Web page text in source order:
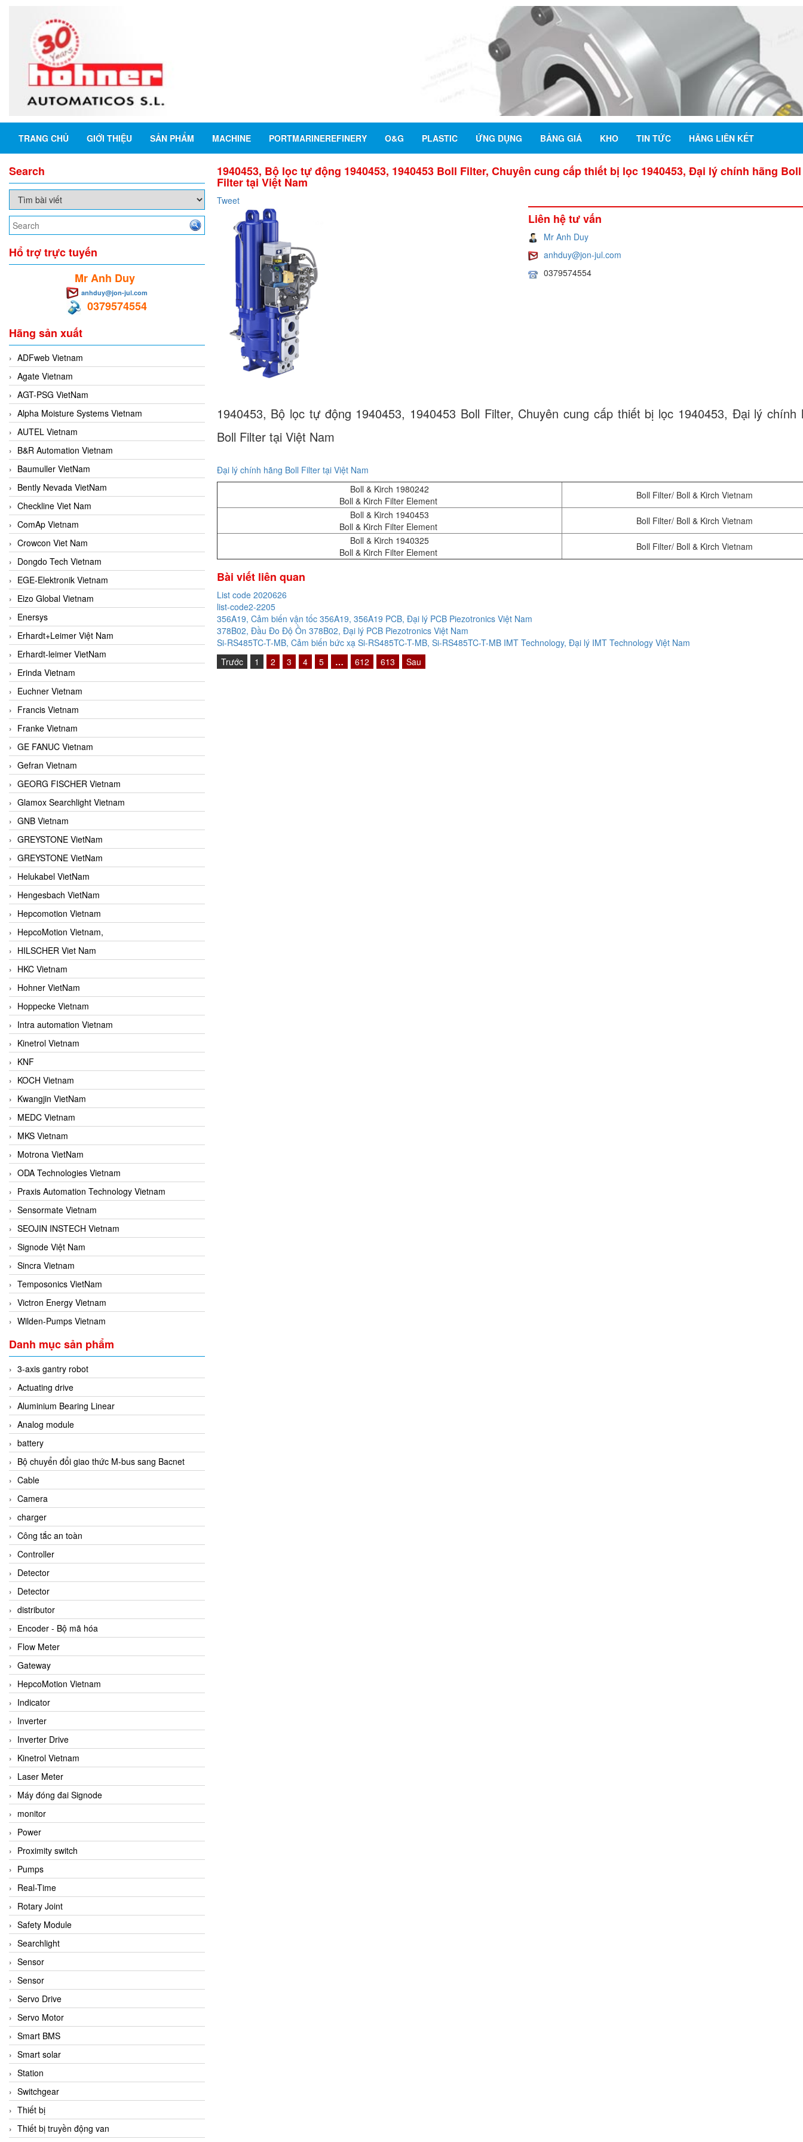
TRANG CHỦ GIỚI THIỆU SẢN PHẨM MACHINE PORTMARINEREFINERY O&G PLASTIC ỨNG DỤNG BẢNG GIÁ KHO TIN TỨC HÃNG LIÊN KẾT
Search
Hổ trợ trực tuyến
Mr Anh Duy
anhduy@jon-jul.com
0379574554
Hãng sản xuất
ADFweb Vietnam
Agate Vietnam
AGT-PSG VietNam
Alpha Moisture Systems Vietnam
AUTEL Vietnam
B&R Automation Vietnam
Baumuller VietNam
Bently Nevada VietNam
Checkline Viet Nam
ComAp Vietnam
Crowcon Viet Nam
Dongdo Tech Vietnam
EGE-Elektronik Vietnam
Eizo Global Vietnam
Enersys
Erhardt+Leimer Việt Nam
Erhardt-leimer VietNam
Erinda Vietnam
Euchner Vietnam
Francis Vietnam
Franke Vietnam
GE FANUC Vietnam
Gefran Vietnam
GEORG FISCHER Vietnam
Glamox Searchlight Vietnam
GNB Vietnam
GREYSTONE VietNam
GREYSTONE VietNam
Helukabel VietNam
Hengesbach VietNam
Hepcomotion Vietnam
HepcoMotion Vietnam,
HILSCHER Viet Nam
HKC Vietnam
Hohner VietNam
Hoppecke Vietnam
Intra automation Vietnam
Kinetrol Vietnam
KNF
KOCH Vietnam
Kwangjin VietNam
MEDC Vietnam
MKS Vietnam
Motrona VietNam
ODA Technologies Vietnam
Praxis Automation Technology Vietnam
Sensormate Vietnam
SEOJIN INSTECH Vietnam
Signode Việt Nam
Sincra Vietnam
Temposonics VietNam
Victron Energy Vietnam
Wilden-Pumps Vietnam
Danh mục sản phẩm
3-axis gantry robot
Actuating drive
Aluminium Bearing Linear
Analog module
battery
Bộ chuyển đổi giao thức M-bus sang Bacnet
Cable
Camera
charger
Công tắc an toàn
Controller
Detector
Detector
distributor
Encoder - Bộ mã hóa
Flow Meter
Gateway
HepcoMotion Vietnam
Indicator
Inverter
Inverter Drive
Kinetrol Vietnam
Laser Meter
Máy đóng đai Signode
monitor
Power
Proximity switch
Pumps
Real-Time
Rotary Joint
Safety Module
Searchlight
Sensor
Sensor
Servo Drive
Servo Motor
Smart BMS
Smart solar
Station
Switchgear
Thiết bị
Thiết bị truyền động van
1940453, Bộ lọc tự động 1940453, 1940453 Boll Filter, Chuyên cung cấp thiết bị lọc 1940453, Đại lý chính hãng Boll
Filter tại Việt Nam
Tweet
Liên hệ tư vấn
Mr Anh Duy
anhduy@jon-jul.com
0379574554
1940453, Bộ lọc tự động 1940453, 1940453 Boll Filter, Chuyên cung cấp thiết bị lọc 1940453, Đại lý chính
Boll Filter tại Việt Nam
Đại lý chính hãng Boll Filter tại Việt Nam
Boll & Kirch 1980242
Boll & Kirch Filter Element
Boll Filter/ Boll & Kirch Vietnam
Boll & Kirch 1940453
Boll & Kirch Filter Element
Boll Filter/ Boll & Kirch Vietnam
Boll & Kirch 1940325
Boll & Kirch Filter Element
Boll Filter/ Boll & Kirch Vietnam
Bài viết liên quan
List code 2020626
list-code2-2205
356A19, Cảm biến vận tốc 356A19, 356A19 PCB, Đại lý PCB Piezotronics Việt Nam
378B02, Đầu Đo Độ Ồn 378B02, Đại lý PCB Piezotronics Việt Nam
Si-RS485TC-T-MB, Cảm biến bức xạ Si-RS485TC-T-MB, Si-RS485TC-T-MB IMT Technology, Đại lý IMT Technology Việt Nam
Trước
1 2 3 4 5 … 612 613 Sau